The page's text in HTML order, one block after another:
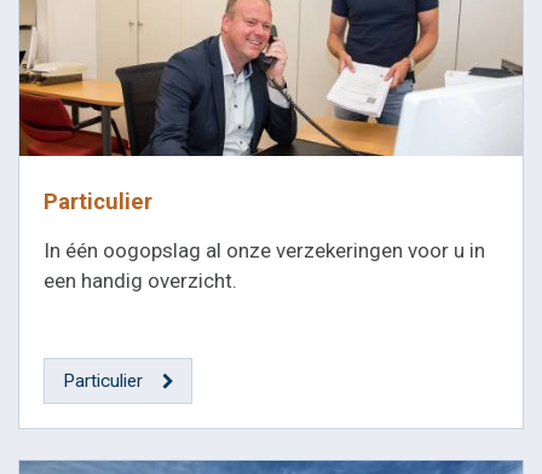
Particulier
In één oogopslag al onze verzekeringen voor u in
een handig overzicht.
Particulier